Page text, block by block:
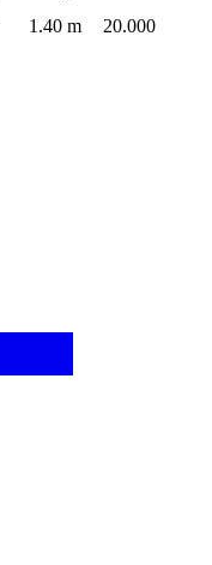
1.40 m
20.000